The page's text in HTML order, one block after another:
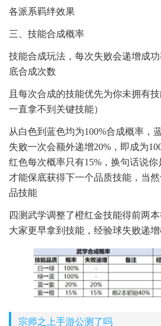
各派系羁绊效果
三、技能合成概率
技能合成玩法，每次失败会递增成
底合成次数
且每次合成的技能优先为你未拥有
一直拿不到关键技能）
从白色到蓝色均为100%合成概率，
失败一次会额外递增20%，即成为
红色每次概率只有15%，换句话说
才能保底获得下一个品质技能，当
品技能
四测武学调整了橙红金技能得前两
大家更早拿到技能，经验球失败递
宗师之上手游公测了吗